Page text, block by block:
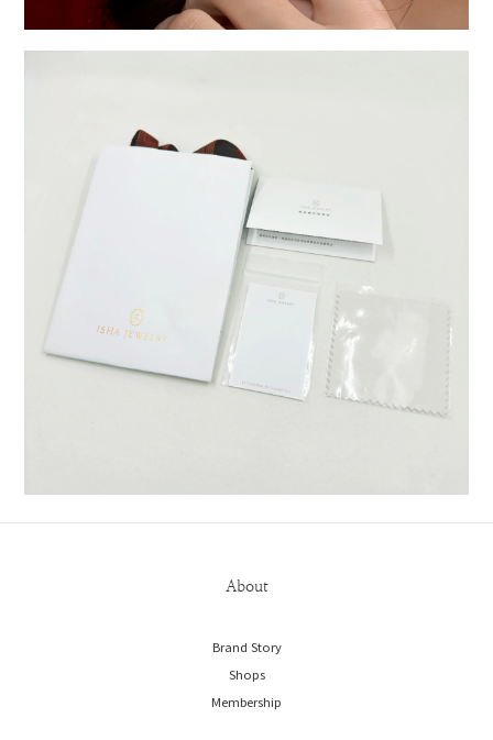
About
Brand Story
Shops
Membership